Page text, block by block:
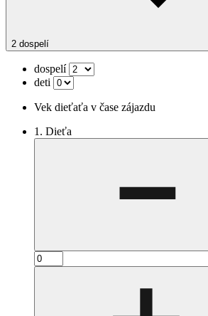
2 dospelí
dospelí
deti
Vek dieťaťa v čase zájazdu
1. Dieťa